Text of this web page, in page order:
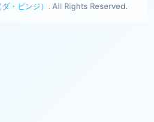
・ビンジ） . All Rights Reserved.